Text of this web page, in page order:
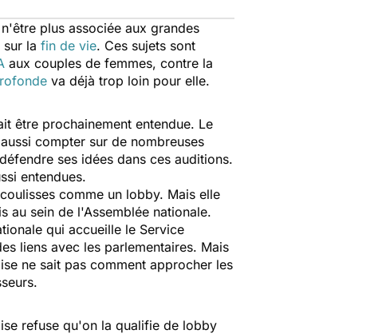
plus associée aux grandes
sur la fin de vie. Ces sujets sont
aux couples de femmes, contre la
va déjà trop loin pour elle.
être prochainement entendue. Le
compter sur de nombreuses
ses idées dans ces auditions.
entendues.
comme un lobby. Mais elle
au sein de l'Assemblée nationale.
qui accueille le Service
liens avec les parlementaires. Mais
ne sait pas comment approcher les
refuse qu'on la qualifie de lobby